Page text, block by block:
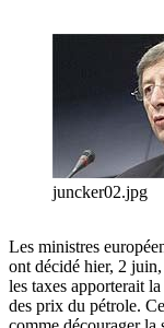
juncker02.jpg
Les ministres
ont décidé hier, 2
les taxes apporterait
des prix du pétrole.